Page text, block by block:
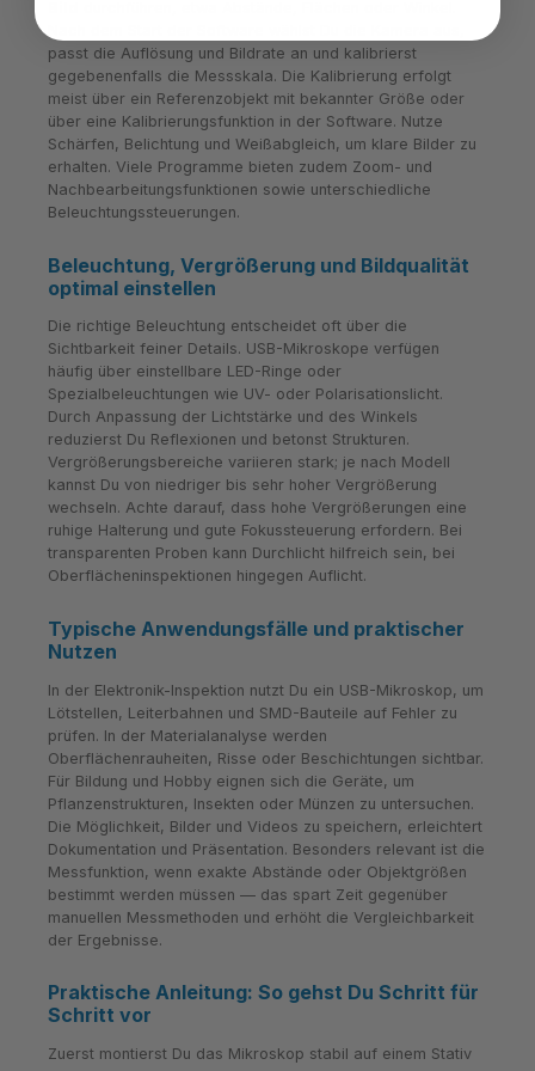
passt die Auflösung und Bildrate an und kalibrierst
gegebenenfalls die Messskala. Die Kalibrierung erfolgt
meist über ein Referenzobjekt mit bekannter Größe oder
über eine Kalibrierungsfunktion in der Software. Nutze
Schärfen, Belichtung und Weißabgleich, um klare Bilder zu
erhalten. Viele Programme bieten zudem Zoom- und
Nachbearbeitungsfunktionen sowie unterschiedliche
Beleuchtungssteuerungen.
Beleuchtung, Vergrößerung und Bildqualität
optimal einstellen
Die richtige Beleuchtung entscheidet oft über die
Sichtbarkeit feiner Details. USB-Mikroskope verfügen
häufig über einstellbare LED-Ringe oder
Spezialbeleuchtungen wie UV- oder Polarisationslicht.
Durch Anpassung der Lichtstärke und des Winkels
reduzierst Du Reflexionen und betonst Strukturen.
Vergrößerungsbereiche variieren stark; je nach Modell
kannst Du von niedriger bis sehr hoher Vergrößerung
wechseln. Achte darauf, dass hohe Vergrößerungen eine
ruhige Halterung und gute Fokussteuerung erfordern. Bei
transparenten Proben kann Durchlicht hilfreich sein, bei
Oberflächeninspektionen hingegen Auflicht.
Typische Anwendungsfälle und praktischer
Nutzen
In der Elektronik-Inspektion nutzt Du ein USB-Mikroskop, um
Lötstellen, Leiterbahnen und SMD-Bauteile auf Fehler zu
prüfen. In der Materialanalyse werden
Oberflächenrauheiten, Risse oder Beschichtungen sichtbar.
Für Bildung und Hobby eignen sich die Geräte, um
Pflanzenstrukturen, Insekten oder Münzen zu untersuchen.
Die Möglichkeit, Bilder und Videos zu speichern, erleichtert
Dokumentation und Präsentation. Besonders relevant ist die
Messfunktion, wenn exakte Abstände oder Objektgrößen
bestimmt werden müssen — das spart Zeit gegenüber
manuellen Messmethoden und erhöht die Vergleichbarkeit
der Ergebnisse.
Praktische Anleitung: So gehst Du Schritt für
Schritt vor
Zuerst montierst Du das Mikroskop stabil auf einem Stativ